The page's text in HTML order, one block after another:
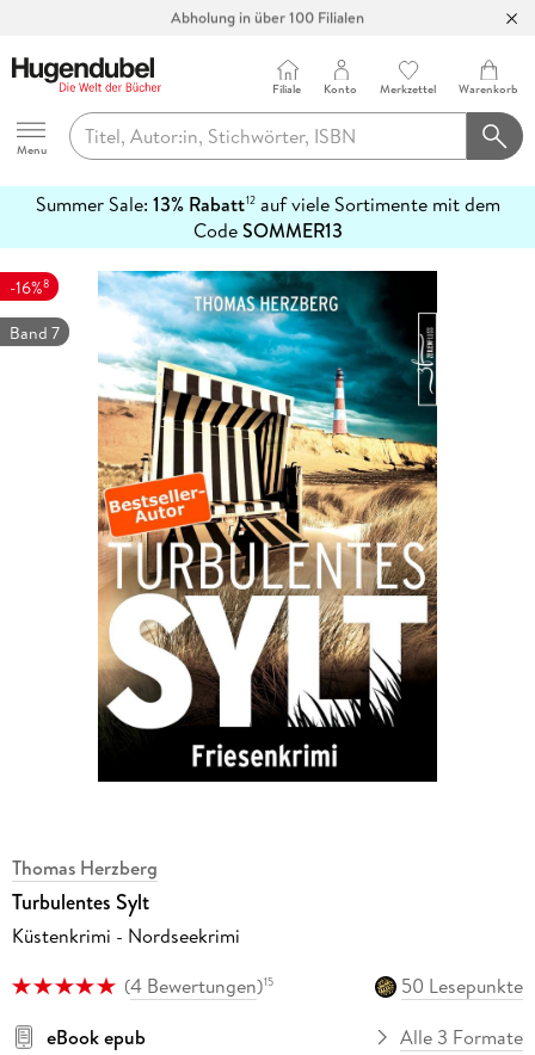
Abholung in über 100 Filialen
Hugendubel
Menu
Filiale Konto Merkzettel Warenkorb
Summer Sale: 13% Rabatt12auf viele Sortimente mit dem
CodeSOMMER13
erfahren
-16%8
Band 7
Thomas Herzberg
Turbulentes Sylt
Küstenkrimi - Nordseekrimi
(4 Bewertungen)15
50 Lesepunkte
eBook epub
Alle 3 Formate